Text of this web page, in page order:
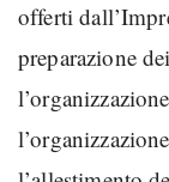
offerti
preparazione